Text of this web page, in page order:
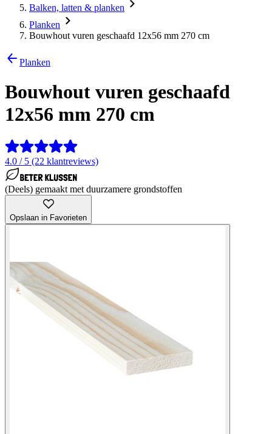
Balken, latten & planken
Planken
Bouwhout vuren geschaafd 12x56 mm 270 cm
Planken
Bouwhout vuren geschaafd
12x56 mm 270 cm
4.0 / 5 (22 klantreviews)
(Deels) gemaakt met duurzamere grondstoffen
Opslaan in Favorieten